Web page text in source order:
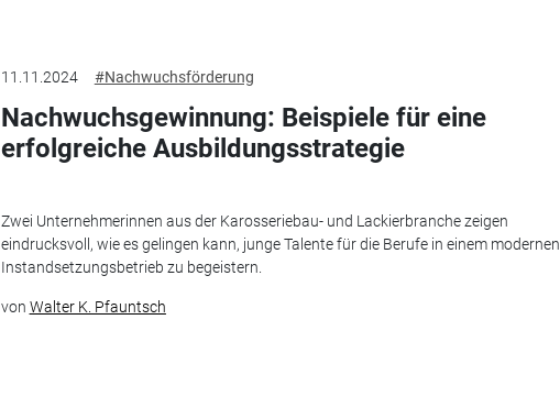
11.11.2024 #Nachwuchsförderung
Nachwuchsgewinnung: Beispiele für eine
erfolgreiche Ausbildungsstrategie
Zwei Unternehmerinnen aus der Karosseriebau- und Lackierbranche zeigen
eindrucksvoll, wie es gelingen kann, junge Talente für die Berufe in einem modernen
Instandsetzungsbetrieb zu begeistern.
von Walter K. Pfauntsch